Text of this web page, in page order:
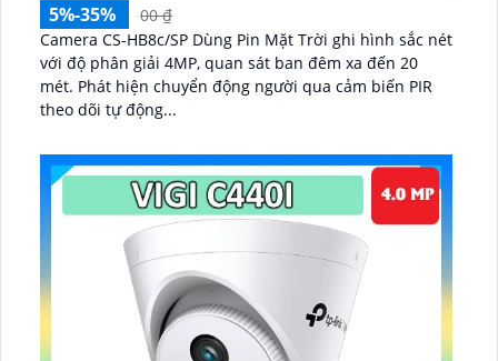
5%-35%
00 ₫
Camera CS-HB8c/SP Dùng Pin Mặt Trời ghi hình sắc nét
với độ phân giải 4MP, quan sát ban đêm xa đến 20
mét. Phát hiện chuyển động người qua cảm biến PIR
theo dõi tự động...